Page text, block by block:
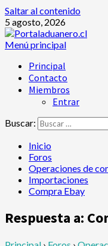
Saltar al contenido
5 agosto, 2026
Menú principal
Principal
Contacto
Miembros
Entrar
Buscar:
Inicio
Foros
Operaciones de
Importaciones
Compra Ebay
Respuesta a: